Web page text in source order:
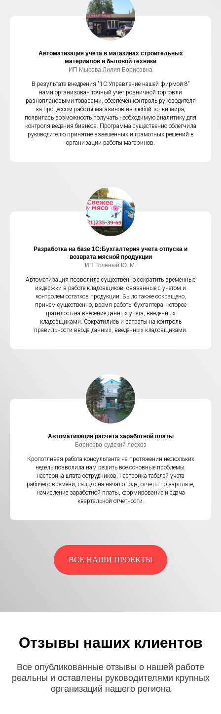
Автоматизация учета в магазинах строительных
материалов и бытовой техники
ИП Мысова Лилия Борисовна
В результате внедрения "1С:Управление нашей фирмой 8"
нами организован точный учет розничной торговли
разноплановыми товарами, обеспечен контроль руководителя
за процессом работы магазинов из любой точки мира,
появилась возможность получать необходимую аналитику для
контроля ведения бизнеса. Программа существенно облегчила
руководителю принятие взвешенных и грамотных решений в
организации работы магазинов.
Разработка на базе 1С:Бухгалтерия учета отпуска и
возврата мясной продукции
ИП Точёный Ю. М.
Автоматизация позволила существенно сократить временные
издержки в работе кладовщиков, связанные с учетом и
контролем остатков продукции. Было также сокращено,
причем существенно, время работы бухгалтера, которое
тратилось на внесение данных учета, введенных
кладовщиками. Сократились и затраты на контроль
правильности ввода данных, введенных кладовщиками.
Автоматизация расчета заработной платы
Борисово-судский лесхоз
Кропотливая работа консультанта на протяжении нескольких
недель позволила нам решить все основные проблемы:
настройка штата сотрудников, настройка табелей учета
рабочего времени, сальдо на начало года, отчеты по зарплате,
начисление заработной платы, формирование и сдача
квартальной отчетности.
ВСЕ НАШИ ПРОЕКТЫ
Отзывы наших клиентов
Все опубликованные отзывы о нашей работе
реальны и оставлены руководителями крупных
организаций нашего региона